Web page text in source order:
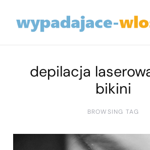
depilacja
bikini
BROWSING TAG